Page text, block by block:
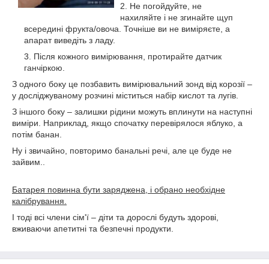
Не погойдуйте, не
нахиляйте і не згинайте щуп
всередині фрукта/овоча. Точніше ви не виміряєте, а
апарат виведіть з ладу.
Після кожного вимірювання, протирайте датчик
ганчіркою.
З одного боку це позбавить вимірювальний зонд від корозії –
у досліджуваному розчині міститься набір кислот та лугів.
З іншого боку – залишки рідини можуть вплинути на наступні
виміри. Наприклад, якщо спочатку перевірялося яблуко, а
потім банан.
Ну і звичайно, повторимо банальні речі, але це буде не
зайвим..
Батарея повинна бути заряджена, і обрано необхідне
калібрування.
І тоді всі члени сім'ї – діти та дорослі будуть здорові,
вживаючи апетитні та безпечні продукти.